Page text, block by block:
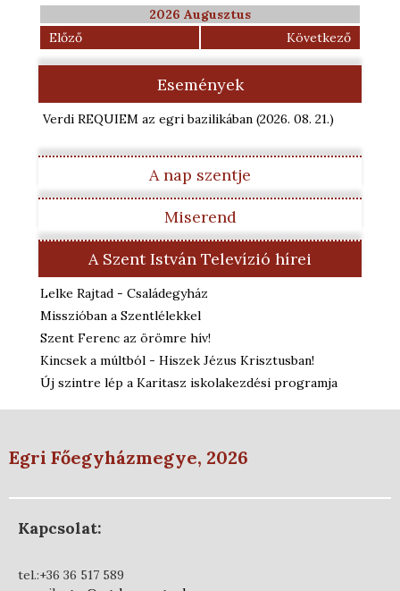
2026 Augusztus
Előző
Következő
Események
Verdi REQUIEM az egri bazilikában (2026. 08. 21.)
A nap szentje
Miserend
A Szent István Televízió hírei
Lelke Rajtad - Családegyház
Misszióban a Szentlélekkel
Szent Ferenc az örömre hív!
Kincsek a múltból - Hiszek Jézus Krisztusban!
Új szintre lép a Karitasz iskolakezdési programja
Egri Főegyházmegye, 2026
Kapcsolat:
tel.:+36 36 517 589